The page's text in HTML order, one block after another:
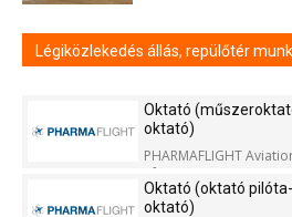
Légiközlekedés állás, repülőtér
Oktató
oktató)
PHARMAFLIGHT
Kft.
Oktató (oktató pilóta-
oktató)